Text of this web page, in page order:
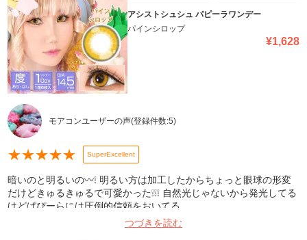
アシストシュシュ パピーラワンデー
パインシロップ
¥1,628
モアコンユーザーの声(登録件数:5)
★★★★★ SuperExcellent
暗いのと明るいの〰️❕ 明るい方は加工したからちょっと眼球の形変
だけどきゅるきゅるで可愛かった❕❕❕ 自然光じゃないから発光してる
けどぱぴーらには圧倒的信頼をおいてる
つづきを読む